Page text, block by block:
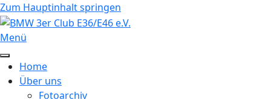
Zum Hauptinhalt springen
Menü
Home
Über uns
Fotoarchiv
Jahr
Monat
Jahr
Monat